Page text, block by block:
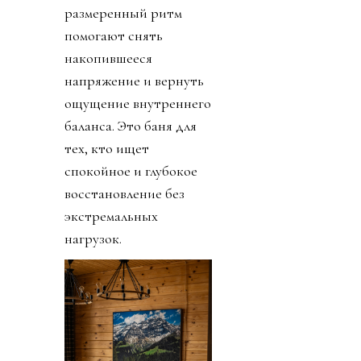
размеренный ритм
помогают снять
накопившееся
напряжение и вернуть
ощущение внутреннего
баланса. Это баня для
тех, кто ищет
спокойное и глубокое
восстановление без
экстремальных
нагрузок.